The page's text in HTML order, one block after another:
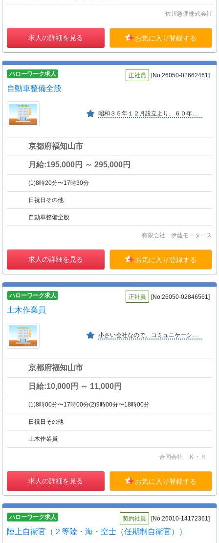
佐川急便株式会社
求人の詳細を見る お気に入り登録する
ハローワーク求人 正社員 [No:26050-02662461]
自動車整備全般
昭和３５年１２月設立より、６０年以上操業しています。
京都府福知山市
月給:195,000円 ～ 295,000円
(1)8時20分〜17時30分
日祝日その他
自動車整備全般
有限会社 伊藤モータース
求人の詳細を見る お気に入り登録する
ハローワーク求人 正社員 [No:26050-02846561]
土木作業員
小さい会社なので、コミュニケーションが取りやすく、アットホームな会社です。
京都府福知山市
日給:10,000円 ～ 11,000円
(1)8時00分〜17時00分(2)9時00分〜18時00分
日祝日その他
土木作業員
合同会社 Ｋ・Ｒ
求人の詳細を見る お気に入り登録する
ハローワーク求人 契約社員 [No:26010-14172361]
陸上自衛官（２等陸・海・空士（任期制自衛官））